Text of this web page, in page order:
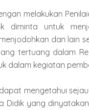
melakukan
diminta untuk
dan lain
tertuang dalam
dalam kegiatan
mengetahui
Didik yang